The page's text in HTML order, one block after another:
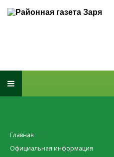
Главная
Официальная информация